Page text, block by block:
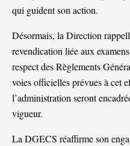
qui guident son action.
Désormais, la Direction
revendication liée aux
respect des Règlements
voies officielles prévues à cet
l’administration seront
vigueur.
La DGECS réaffirme son